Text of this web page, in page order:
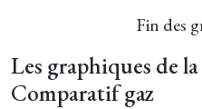
Fin des
Les graphiques de
Comparatif gaz